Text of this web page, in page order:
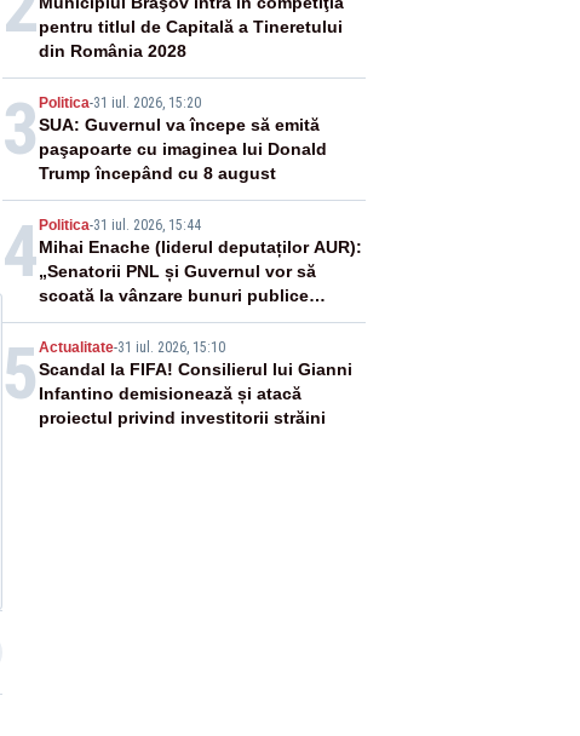
pentru titlul de Capitală a Tineretului
din România 2028
3 Politica-31 iul. 2026, 15:20
SUA: Guvernul va începe să emită
paşapoarte cu imaginea lui Donald
Trump începând cu 8 august
4 Politica-31 iul. 2026, 15:44
Mihai Enache (liderul deputaților AUR):
„Senatorii PNL și Guvernul vor să
scoată la vânzare bunuri publice
pentru a stinge datoriile pentru
vaccinurile Pfizer!”
5 Actualitate-31 iul. 2026, 15:10
Scandal la FIFA! Consilierul lui Gianni
Infantino demisionează și atacă
proiectul privind investitorii străini